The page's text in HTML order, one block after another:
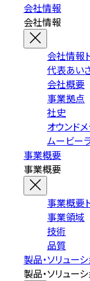
会社情報
会社情報
会社情報
代表あい
会社概要
事業拠点
社史
オウンド
ムービー
事業概要
事業概要
事業概要
事業領域
技術
品質
製品・ソリュー
製品・ソリュー